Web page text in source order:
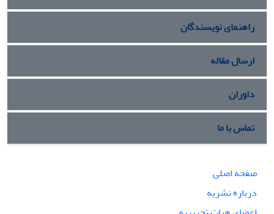
راهنمای نویسندگان
ارسال مقاله
داوران
تماس با ما
صفحه اصلی
درباره نشریه